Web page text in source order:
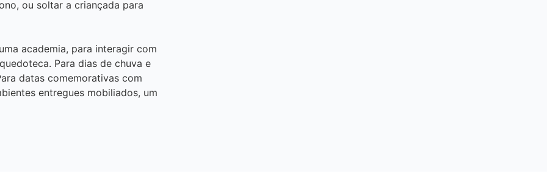
ou soltar a criançada para
academia, para interagir com
Para dias de chuva e
datas comemorativas com
entregues mobiliados, um